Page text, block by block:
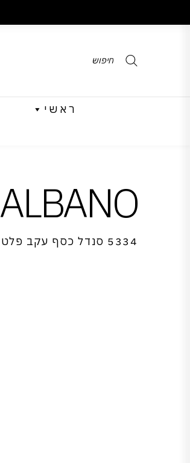
Products
search
ראשי
ALBANO
5334 סנדל כסף עקב פלטפורמה מקדימה